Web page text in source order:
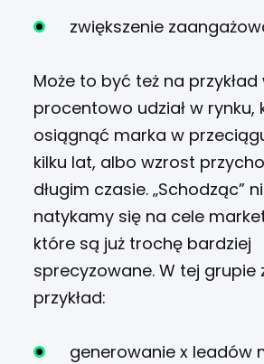
zwiększenie
Może to być też na
procentowo udział w rynku,
osiągnąć marka w
kilku lat, albo wzrost
długim czasie. „Schodząc”
natykamy się na cele
które są już trochę bardziej
sprecyzowane. W tej grupie
przykład:
generowanie x leadów